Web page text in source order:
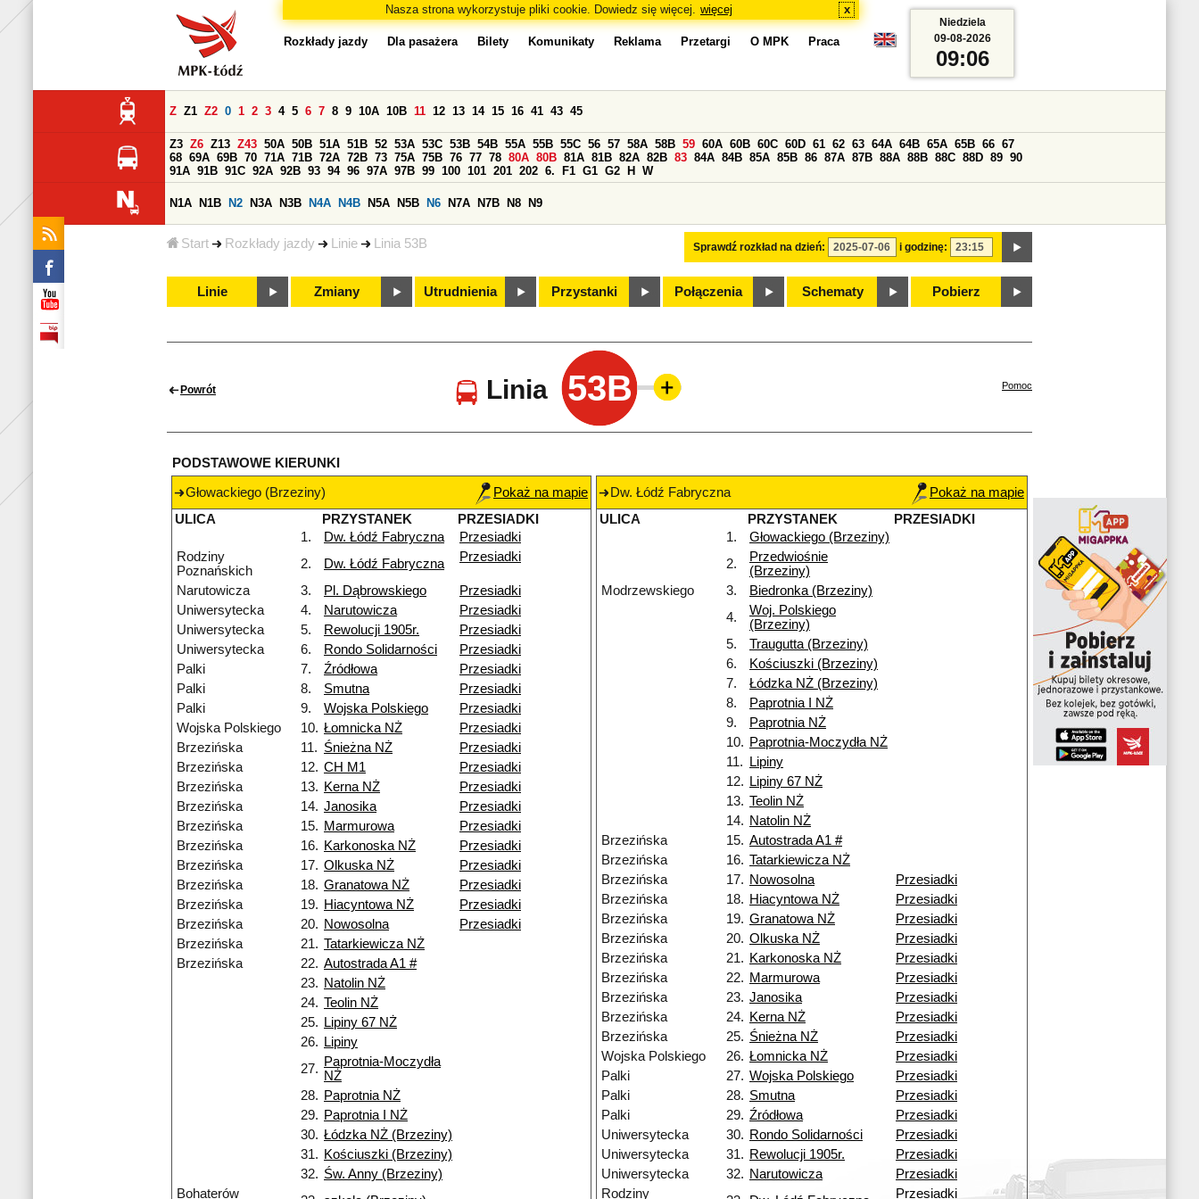
Nasza strona wykorzystuje pliki cookie. Dowiedz się więcej. więcej x
Start Rozkłady jazdy Linie Linia 53B
Rozkłady jazdy Dla pasażera Bilety Komunikaty Reklama Przetargi O MPK Praca
Sprawdź rozkład na dzień: i godzinę:
Z Z1 Z2 0 1 2 3 4 5 6 7 8 9 10A 10B 11 12 13 14 15 16 41 43 45
Z3 Z6 Z13 Z43 50A 50B 51A 51B 52 53A 53C 53B 54B 55A 55B 55C 56 57 58A 58B 59 60A 60B 60C 60D 61 62 63 64A 64B 65A 65B 66 67
68 69A 69B 70 71A 71B 72A 72B 73 75A 75B 76 77 78 80A 80B 81A 81B 82A 82B 83 84A 84B 85A 85B 86 87A 87B 88A 88B 88C 88D 89 90
91A 91B 91C 92A 92B 93 94 96 97A 97B 99 100 101 201 202 6. F1 G1 G2 H W
N1A N1B N2 N3A N3B N4A N4B N5A N5B N6 N7A N7B N8 N9
Linie Zmiany Utrudnienia Przystanki Połączenia Schematy Pobierz
Niedziela
09-08-2026
09:06
Powrót Linia 53B Pomoc
PODSTAWOWE KIERUNKI
Głowackiego (Brzeziny)
Pokaż na mapie
ULICA
PRZYSTANEK
PRZESIADKI
1.
Dw. Łódź Fabryczna
Przesiadki
Rodziny
Poznańskich
2. Dw. Łódź Fabryczna Przesiadki
Narutowicza 3. Pl. Dąbrowskiego
Przesiadki
Uniwersytecka
4. Narutowicza
Przesiadki
Uniwersytecka
5. Rewolucji 1905r.
Przesiadki
Uniwersytecka
6. Rondo Solidarności
Przesiadki
Palki
7. Źródłowa
Przesiadki
Palki
8. Smutna
Przesiadki
Palki
9. Wojska Polskiego
Przesiadki
Wojska Polskiego
10. Łomnicka NŻ
Przesiadki
Brzezińska
11. Śnieżna NŻ
Przesiadki
Brzezińska
12. CH M1
Przesiadki
Brzezińska
13. Kerna NŻ
Przesiadki
Brzezińska
14. Janosika
Przesiadki
Brzezińska
15. Marmurowa
Przesiadki
Brzezińska
16. Karkonoska NŻ
Przesiadki
Brzezińska
17. Olkuska NŻ
Przesiadki
Brzezińska
18. Granatowa NŻ
Przesiadki
Brzezińska
19. Hiacyntowa NŻ
Przesiadki
Brzezińska
20. Nowosolna
Przesiadki
Brzezińska
21. Tatarkiewicza NŻ
Brzezińska
22. Autostrada A1 #
23. Natolin NŻ
24. Teolin NŻ
25.
Lipiny 67 NŻ
26.
Lipiny
27. Paprotnia-Moczydła
NŻ
28. Paprotnia NŻ
29. Paprotnia I NŻ
30. Łódzka NŻ (Brzeziny)
31. Kościuszki (Brzeziny)
32. Św. Anny (Brzeziny)
Bohaterów
Dw. Łódź Fabryczna
Pokaż na mapie
ULICA
PRZYSTANEK
PRZESIADKI
1.
Głowackiego (Brzeziny)
2.
Przedwiośnie
(Brzeziny)
Modrzewskiego
3.
Biedronka (Brzeziny)
4.
Woj. Polskiego
(Brzeziny)
5.
Traugutta (Brzeziny)
6.
Kościuszki (Brzeziny)
7.
Łódzka NŻ (Brzeziny)
8.
Paprotnia I NŻ
9.
Paprotnia NŻ
10. Paprotnia-Moczydła NŻ
11.
Lipiny
12.
Lipiny 67 NŻ
13. Teolin NŻ
14. Natolin NŻ
Brzezińska
15. Autostrada A1 #
Brzezińska
16. Tatarkiewicza NŻ
Brzezińska
17. Nowosolna
Przesiadki
Brzezińska
18. Hiacyntowa NŻ
Przesiadki
Brzezińska
19. Granatowa NŻ
Przesiadki
Brzezińska
20. Olkuska NŻ
Przesiadki
Brzezińska
21. Karkonoska NŻ
Przesiadki
Brzezińska
22. Marmurowa
Przesiadki
Brzezińska
23. Janosika
Przesiadki
Brzezińska
24. Kerna NŻ
Przesiadki
Brzezińska
25. Śnieżna NŻ
Przesiadki
Wojska Polskiego
26. Łomnicka NŻ
Przesiadki
Palki
27. Wojska Polskiego
Przesiadki
Palki
28. Smutna
Przesiadki
Palki
29. Źródłowa
Przesiadki
Uniwersytecka
30. Rondo Solidarności
Przesiadki
Uniwersytecka
31. Rewolucji 1905r.
Przesiadki
Uniwersytecka
32. Narutowicza
Przesiadki
Rodziny
Przesiadki